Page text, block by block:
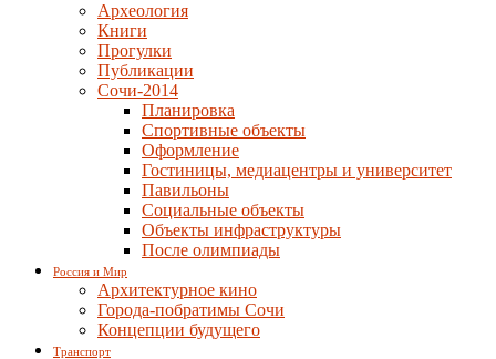
Археология
Книги
Прогулки
Публикации
Сочи-2014
Планировка
Спортивные объекты
Оформление
Гостиницы, медиацентры и университет
Павильоны
Социальные объекты
Объекты инфраструктуры
После олимпиады
Россия и Мир
Архитектурное кино
Города-побратимы Сочи
Концепции будущего
Транспорт